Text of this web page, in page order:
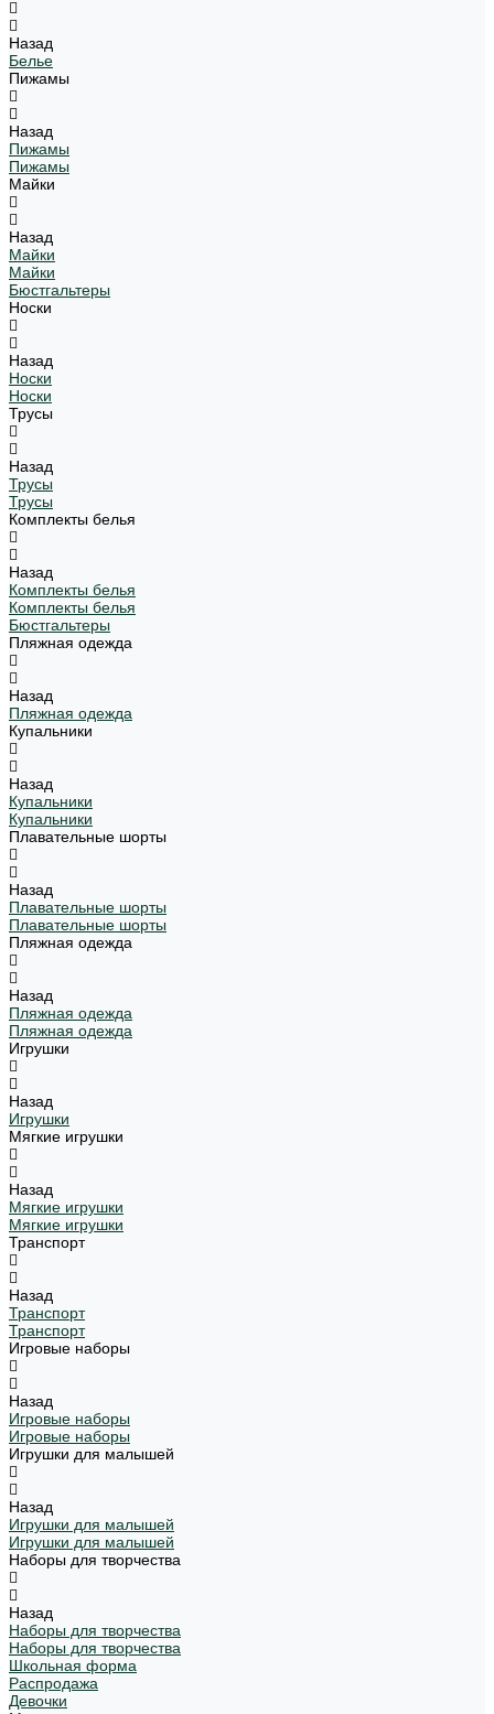
Назад
Белье
Пижамы
Назад
Пижамы
Пижамы
Майки
Назад
Майки
Майки
Бюстгальтеры
Носки
Назад
Носки
Носки
Трусы
Назад
Трусы
Трусы
Комплекты белья
Назад
Комплекты белья
Комплекты белья
Бюстгальтеры
Пляжная одежда
Назад
Пляжная одежда
Купальники
Назад
Купальники
Купальники
Плавательные шорты
Назад
Плавательные шорты
Плавательные шорты
Пляжная одежда
Назад
Пляжная одежда
Пляжная одежда
Игрушки
Назад
Игрушки
Мягкие игрушки
Назад
Мягкие игрушки
Мягкие игрушки
Транспорт
Назад
Транспорт
Транспорт
Игровые наборы
Назад
Игровые наборы
Игровые наборы
Игрушки для малышей
Назад
Игрушки для малышей
Игрушки для малышей
Наборы для творчества
Назад
Наборы для творчества
Наборы для творчества
Школьная форма
Распродажа
Девочки